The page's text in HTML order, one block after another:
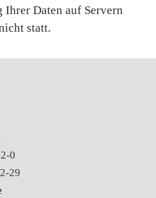
Ihrer Daten auf Servern
statt.
0
29